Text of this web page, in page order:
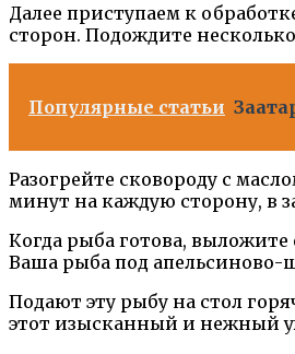
Далее приступаем к
сторон. Подождите
Популярные статьи
Разогрейте сковороду с
минут на каждую сторону, в
Когда рыба готова,
Ваша рыба под апельсиново-
Подают эту рыбу на стол
этот изысканный и нежный